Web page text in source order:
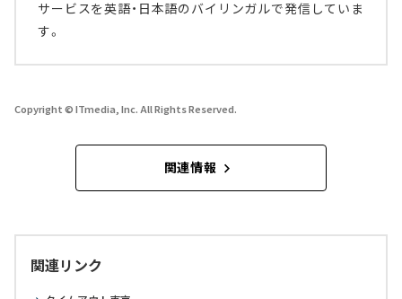
サービスを英語・日本語のバイリンガルで発信していま
す。
Copyright © ITmedia, Inc. All Rights Reserved.
関連情報
関連リンク